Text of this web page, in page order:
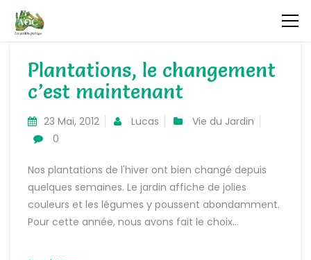
Plantations, le changement
c’est maintenant
23 Mai, 2012 Lucas
Vie du Jardin
0
Nos plantations de l'hiver ont bien changé depuis
quelques semaines. Le jardin affiche de jolies
couleurs et les légumes y poussent abondamment.
Pour cette année, nous avons fait le choix...